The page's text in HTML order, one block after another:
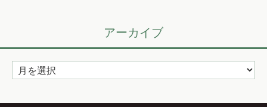
ー
アーカイブ